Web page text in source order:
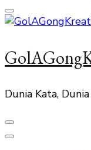
Dunia Kata,